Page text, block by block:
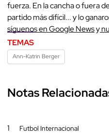
fuerza. En la cancha o fuera
partido más difícil... y lo
síguenos en Google Newsy
TEMAS
Ann-Katrin Berger
Notas
1 Futbol Internacional